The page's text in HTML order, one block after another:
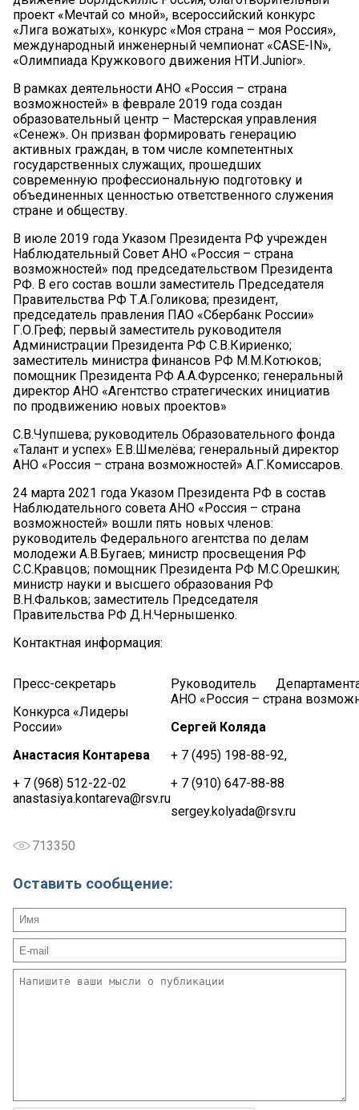
проект «Мечтай со мной», всероссийский конкурс
«Лига вожатых», конкурс «Моя страна – моя Россия»,
международный инженерный чемпионат «CASE-IN»,
«Олимпиада Кружкового движения НТИ.Junior».
В рамках деятельности АНО «Россия – страна
возможностей» в феврале 2019 года создан
образовательный центр – Мастерская управления
«Сенеж». Он призван формировать генерацию
активных граждан, в том числе компетентных
государственных служащих, прошедших
современную профессиональную подготовку и
объединенных ценностью ответственного служения
стране и обществу.
В июле 2019 года Указом Президента РФ учрежден
Наблюдательный Совет АНО «Россия – страна
возможностей» под председательством Президента
РФ. В его состав вошли заместитель Председателя
Правительства РФ Т.А.Голикова; президент,
председатель правления ПАО «Сбербанк России»
Г.О.Греф; первый заместитель руководителя
Администрации Президента РФ С.В.Кириенко;
заместитель министра финансов РФ М.М.Котюков;
помощник Президента РФ А.А.Фурсенко; генеральный
директор АНО «Агентство стратегических инициатив
по продвижению новых проектов»
С.В.Чупшева; руководитель Образовательного фонда
«Талант и успех» Е.В.Шмелёва; генеральный директор
АНО «Россия – страна возможностей» А.Г.Комиссаров.
24 марта 2021 года Указом Президента РФ в состав
Наблюдательного совета АНО «Россия – страна
возможностей» вошли пять новых членов:
руководитель Федерального агентства по делам
молодежи А.В.Бугаев; министр просвещения РФ
С.С.Кравцов; помощник Президента РФ М.С.Орешкин;
министр науки и высшего образования РФ
В.Н.Фальков; заместитель Председателя
Правительства РФ Д.Н.Чернышенко.
Контактная информация:
Пресс-секретарь
Конкурса «Лидеры
России»
Анастасия Контарева
+ 7 (968) 512-22-02
anastasiya.kontareva@rsv.ru
Руководитель
АНО «Россия – страна
Сергей Коляда
+ 7 (495) 198-88-92,
+ 7 (910) 647-88-88
sergey.kolyada@rsv.ru
713350
Оставить сообщение: